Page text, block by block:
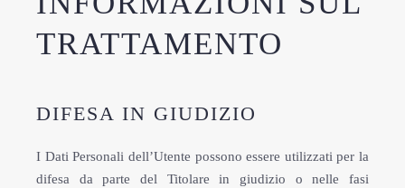
TRATTAMENTO
DIFESA IN GIUDIZIO
I Dati Personali dell’Utente possono essere utilizzati per la
difesa da parte del Titolare in giudizio o nelle fasi